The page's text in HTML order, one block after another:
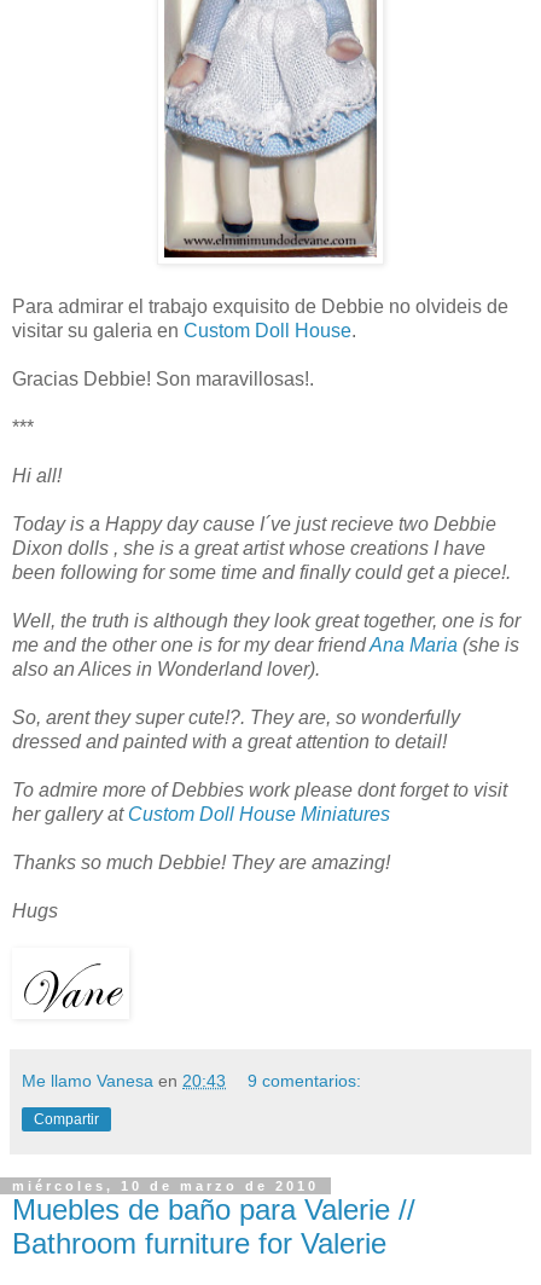
Para admirar el trabajo exquisito de Debbie no olvideis de
visitar su galeria en Custom Doll House.
Gracias Debbie! Son maravillosas!.
***
Hi all!
Today is a Happy day cause I´ve just recieve two Debbie
Dixon dolls , she is a great artist whose creations I have
been following for some time and finally could get a piece!.
Well, the truth is although they look great together, one is for
me and the other one is for my dear friendAna Maria (she is
also an Alices in Wonderland lover).
So, arent they super cute!?. They are, so wonderfully
dressed and painted with a great attention to detail!
To admire more of Debbies work please dont forget to visit
her gallery at Custom Doll House Miniatures
Thanks so much Debbie! They are amazing!
Hugs
Me llamo Vanesa en 20:43 9 comentarios:
Compartir
miércoles, 10 de marzo de 2010
Muebles de baño para Valerie //
Bathroom furniture for Valerie